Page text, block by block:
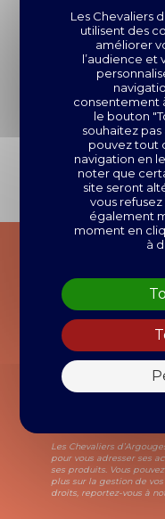
FABRICATION
ARTISANALE
LIVRAISON
OFFERTE
POUR
J’accepte que mon
Les Chevaliers
pour vous adresser ses
ses produits. Vous
plus sur la gestion de
droits, reportez-vous à
Les Chevaliers
utilisent des
améliorer
l’audience et
consentement
le bouton
souhaitez
pouvez tout
navigation en
noter que
site seront
vous
également
moment en
à